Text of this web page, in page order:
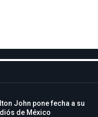
John pone fecha a su
de México